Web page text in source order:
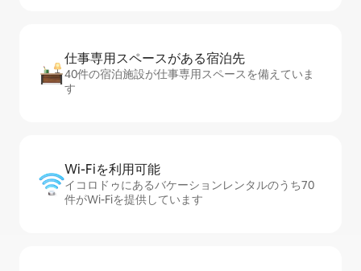
仕事専用ス⁠ペ⁠ー⁠スがあ⁠る宿⁠泊⁠先
40件の宿泊施設が仕事専用スペースを備えていま
す
Wi-Fiを利⁠用⁠可⁠能
イコロドゥにあるバケーションレンタルのうち70
件がWi-Fiを提供しています